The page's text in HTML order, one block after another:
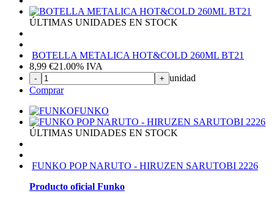
ÚLTIMAS UNIDADES EN STOCK
BOTELLA METALICA HOT&COLD 260ML BT21
8,99 €21.00% IVA
- + unidad
Comprar
FUNKO
ÚLTIMAS UNIDADES EN STOCK
FUNKO POP NARUTO - HIRUZEN SARUTOBI 2226
Producto oficial Funko